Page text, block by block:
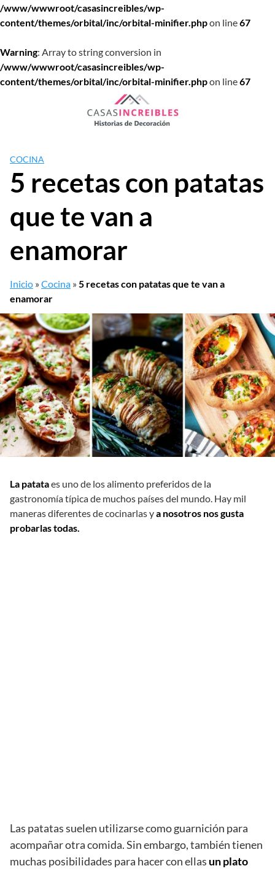
/www/wwwroot/casasincreibles/wp-
content/themes/orbital/inc/orbital-minifier.phpon line67
Warning: Array to string conversion in
/www/wwwroot/casasincreibles/wp-
content/themes/orbital/inc/orbital-minifier.phpon line67
COCINA
5 recetas con patatas
que te van a
enamorar
Inicio »Cocina »5 recetas con patatas que te van a
enamorar
La patataes uno de los alimento preferidos de la
gastronomía típica de muchos países del mundo. Hay mil
maneras diferentes de cocinarlas ya nosotros nos gusta
probarlas todas.
Las patatas suelen utilizarse como guarnición para
acompañar otra comida. Sin embargo, también tienen
muchas posibilidades para hacer con ellas un plato